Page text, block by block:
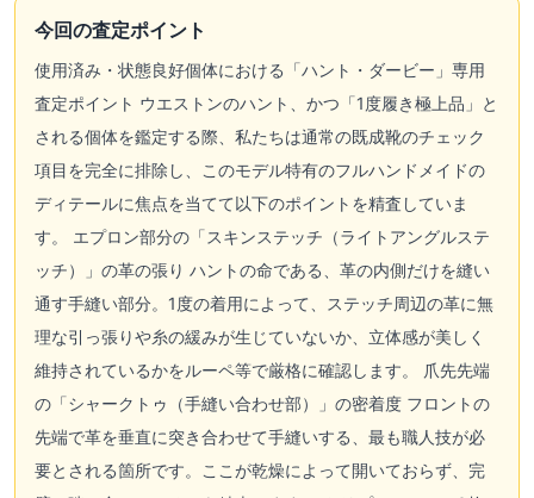
今回の査定ポイント
使用済み・状態良好個体における「ハント・ダービー」専用
査定ポイント ウエストンのハント、かつ「1度履き極上品」と
される個体を鑑定する際、私たちは通常の既成靴のチェック
項目を完全に排除し、このモデル特有のフルハンドメイドの
ディテールに焦点を当てて以下のポイントを精査していま
す。 エプロン部分の「スキンステッチ（ライトアングルステ
ッチ）」の革の張り ハントの命である、革の内側だけを縫い
通す手縫い部分。1度の着用によって、ステッチ周辺の革に無
理な引っ張りや糸の緩みが生じていないか、立体感が美しく
維持されているかをルーペ等で厳格に確認します。 爪先先端
の「シャークトゥ（手縫い合わせ部）」の密着度 フロントの
先端で革を垂直に突き合わせて手縫いする、最も職人技が必
要とされる箇所です。ここが乾燥によって開いておらず、完